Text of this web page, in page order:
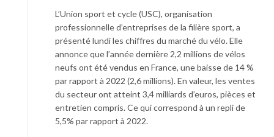
L’Union sport et cycle (USC), organisation
professionnelle d’entreprises de la filière sport, a
présenté lundi les chiffres du marché du vélo. Elle
annonce que l’année dernière 2,2 millions de vélos
neufs ont été vendus en France, une baisse de 14 %
par rapport à 2022 (2,6 millions). En valeur, les ventes
du secteur ont atteint 3,4 milliards d’euros, pièces et
entretien compris. Ce qui correspond à un repli de
5,5% par rapport à 2022.